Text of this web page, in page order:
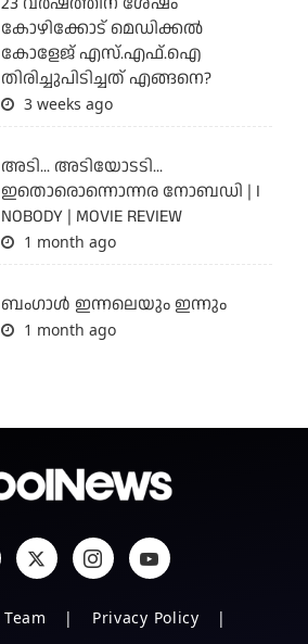
കോഴിക്കോട് മെഡിക്കൽ
കോളേജ് എസ്.എഫ്.ഐ
തിരിച്ചുപിടിച്ചത് എങ്ങനെ?
3 weeks ago
അടി... അടിയോടടി...
ഇതൊരൊന്നൊന്നര നോബഡി | I
NOBODY | MOVIE REVIEW
1 month ago
ബംഗാള്‍ ഇന്നലെയും ഇന്നും
1 month ago
Team
Privacy Policy